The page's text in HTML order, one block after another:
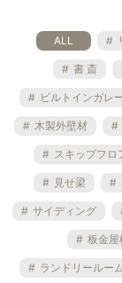
古民家再生
会社情報
よくあるご質問
ブログ
ニュース
ALL
書 斎
ビルトインガレ
木製外壁材
スキップフロ
見せ梁
サイディング
板金屋
ランドリールー